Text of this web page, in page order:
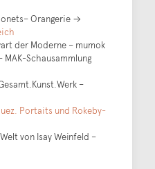
Orangerie →
der Moderne – mumok
MAK-Schausammlung
–
Portaits und Rokeby-
von Isay Weinfeld –